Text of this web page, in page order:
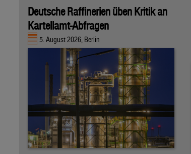
Deutsche Raffinerien üben Kritik an
Kartellamt-Abfragen
5. August 2026, Berlin